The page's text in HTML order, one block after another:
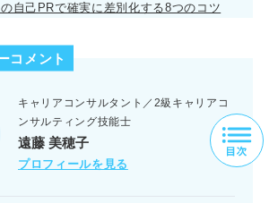
自己PRで確実に差別化する8つのコツ
コメント
キャリアコンサルタント／2級キャリアコ
ンサルティング技能士
遠藤 美穂子
プロフィールを見る